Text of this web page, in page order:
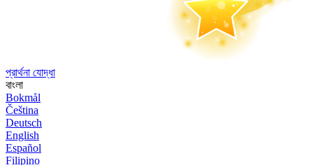
প্রার্থনা যোদ্ধা
বাংলা
Bokmål
Čeština
Deutsch
English
Español
Filipino